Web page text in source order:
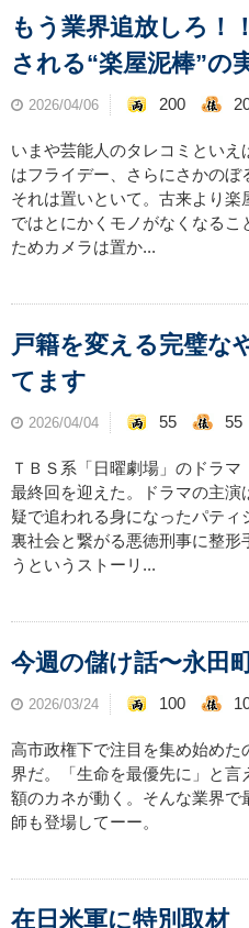
もう業界追放しろ！
される“楽屋泥棒”の
2026/04/06 200
いまや芸能人のタレコミとい
はフライデー、さらにさかのぼ
それは置いといて。古来より
ではとにかくモノがなくなる
ためカメラは置か...
戸籍を変える完璧な
てます
2026/04/04 55 55
ＴＢＳ系「日曜劇場」のドラ
最終回を迎えた。ドラマの主
疑で追われる身になったパティ
裏社会と繋がる悪徳刑事に整形
うというストーリ...
今週の儲け話〜永田
2026/03/24 100
高市政権下で注目を集め始め
界だ。「生命を最優先に」と
額のカネが動く。そんな業界
師も登場してーー。
在日米軍に特別取